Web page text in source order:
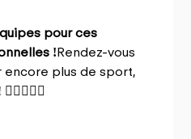
pour ces
!Rendez-vous
encore plus de sport,